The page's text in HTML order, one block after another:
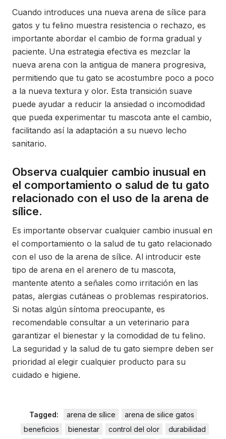
Cuando introduces una nueva arena de sílice para
gatos y tu felino muestra resistencia o rechazo, es
importante abordar el cambio de forma gradual y
paciente. Una estrategia efectiva es mezclar la
nueva arena con la antigua de manera progresiva,
permitiendo que tu gato se acostumbre poco a poco
a la nueva textura y olor. Esta transición suave
puede ayudar a reducir la ansiedad o incomodidad
que pueda experimentar tu mascota ante el cambio,
facilitando así la adaptación a su nuevo lecho
sanitario.
Observa cualquier cambio inusual en
el comportamiento o salud de tu gato
relacionado con el uso de la arena de
sílice.
Es importante observar cualquier cambio inusual en
el comportamiento o la salud de tu gato relacionado
con el uso de la arena de sílice. Al introducir este
tipo de arena en el arenero de tu mascota,
mantente atento a señales como irritación en las
patas, alergias cutáneas o problemas respiratorios.
Si notas algún síntoma preocupante, es
recomendable consultar a un veterinario para
garantizar el bienestar y la comodidad de tu felino.
La seguridad y la salud de tu gato siempre deben ser
prioridad al elegir cualquier producto para su
cuidado e higiene.
Tagged: arena de sílice
arena de silice gatos
beneficios
bienestar control del olor
durabilidad